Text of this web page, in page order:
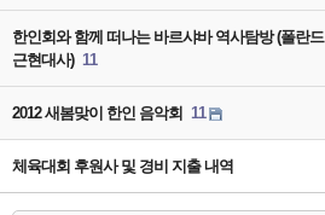
한인회와 함께 떠나는 바르샤바 역사탐방 (폴란드
근현대사) 11
2012 새봄맞이 한인 음악회 11
체육대회 후원사 및 경비 지출 내역